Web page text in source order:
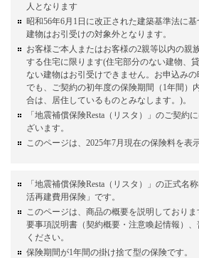
人となります
昭和56年6月1日に改正された建築基準法に
建物はお引受けの対象外となります。
お客様ご本人またはお客様の2親等以内の親
する住宅に限ります(住宅部分のない建物、
ない建物はお引受けできません。お申込み
でも、ご契約の初年度の保険期間（1年間）
合は、居住しているものとみなします。)。
「地震補償保険Resta（リスタ）」のご契約
ざいます。
このページは、2025年7月現在の保険料を表
「地震補償保険Resta（リスタ）」の正式名
活再建費用保険」です。
このページは、商品の概要を説明しており
要事項説明書（契約概要・注意喚起情報）
ください。
保険期間が1年間の掛け捨て型の保険です。